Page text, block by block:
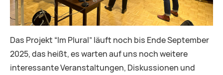
Das Projekt “Im Plural” läuft noch bis Ende September
2025, das heißt, es warten auf uns noch weitere
interessante Veranstaltungen, Diskussionen und